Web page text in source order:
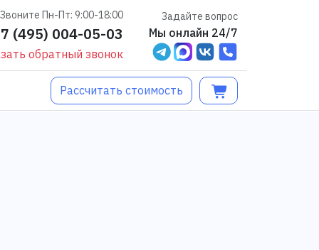
Звоните Пн-Пт: 9:00-18:00
(495) 004-05-03
обратный звонок
Задайте вопрос
Мы онлайн 24/7
Рассчитать стоимость